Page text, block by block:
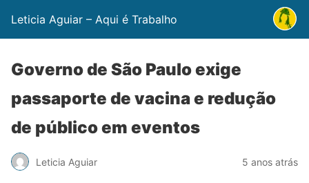
Leticia Aguiar – Aqui é Trabalho
Governo de São Paulo exige
passaporte de vacina e redução
de público em eventos
Leticia Aguiar 5 anos atrás